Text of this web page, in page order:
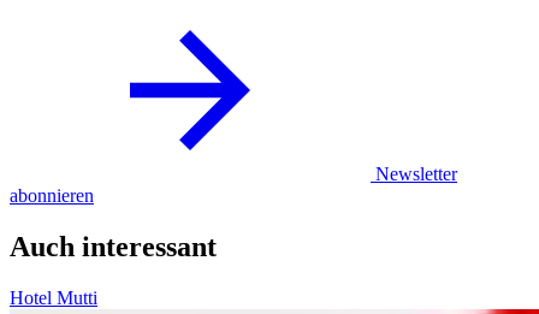
Newsletter
abonnieren
Auch interessant
Hotel Mutti